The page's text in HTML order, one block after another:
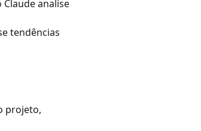
analise
tendências
projeto,